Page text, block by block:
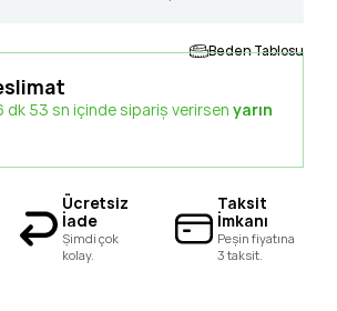
Beden Tablosu
dk 52 sn içinde sipariş verirsen yarın
Ücretsiz
İade
Şimdi çok
kolay.
Taksit
İmkanı
Peşin fiyatına
3 taksit.